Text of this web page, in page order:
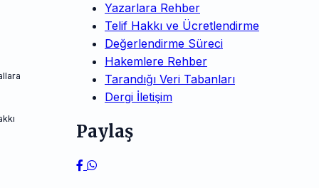
Yazarlara Rehber
Telif Hakkı ve Ücretlendirme
Değerlendirme Süreci
Hakemlere Rehber
Tarandığı Veri Tabanları
Dergi İletişim
Paylaş